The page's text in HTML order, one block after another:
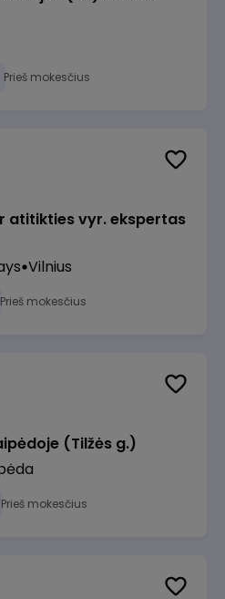
Prieš mokesčius
atitikties vyr. ekspertas
Vilnius
Prieš mokesčius
(Tilžės g.)
Prieš mokesčius